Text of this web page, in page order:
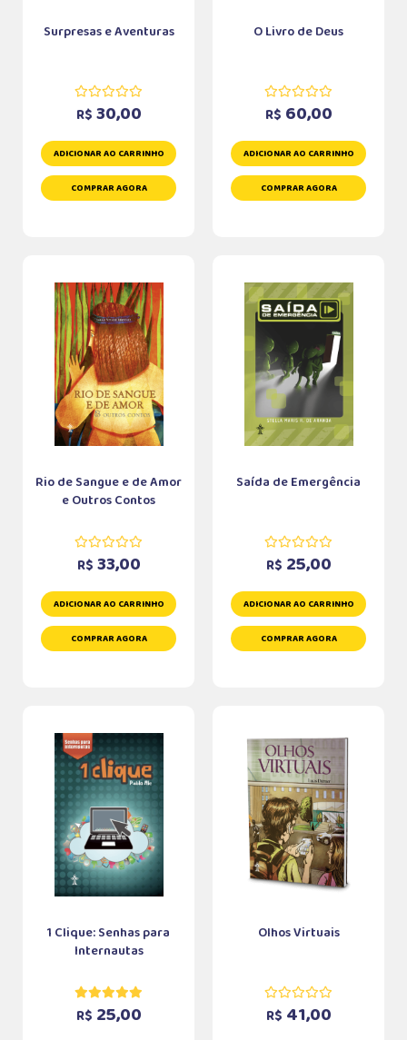
Surpresas e Aventuras
R$ 30,00
ADICIONAR AO CARRINHO
COMPRAR AGORA
O Livro de Deus
R$ 60,00
ADICIONAR AO CARRINHO
COMPRAR AGORA
Rio de Sangue e de Amor
e Outros Contos
R$ 33,00
ADICIONAR AO CARRINHO
COMPRAR AGORA
Saída de Emergência
R$ 25,00
ADICIONAR AO CARRINHO
COMPRAR AGORA
1 Clique: Senhas para
Internautas
R$ 25,00
Olhos Virtuais
R$ 41,00